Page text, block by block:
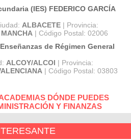
(IES) FEDERICO GARCÍA
ALBACETE | Provincia:
| Código Postal: 02006
de Régimen General
ALCOY/ALCOI | Provincia:
| Código Postal: 03803
DÓNDE PUEDES
Y FINANZAS